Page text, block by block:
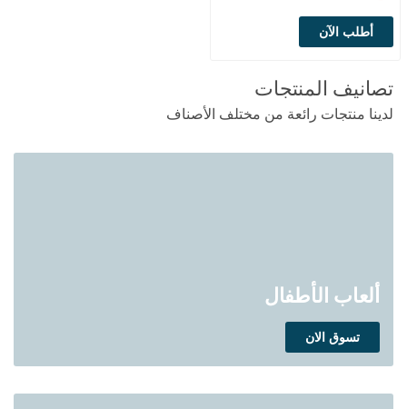
أطلب الآن
تصانيف المنتجات
لدينا منتجات رائعة من مختلف الأصناف
ألعاب الأطفال
تسوق الان